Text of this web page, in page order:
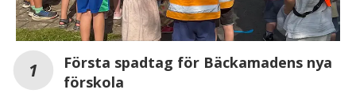
Första spadtag för Bäckamadens nya
förskola